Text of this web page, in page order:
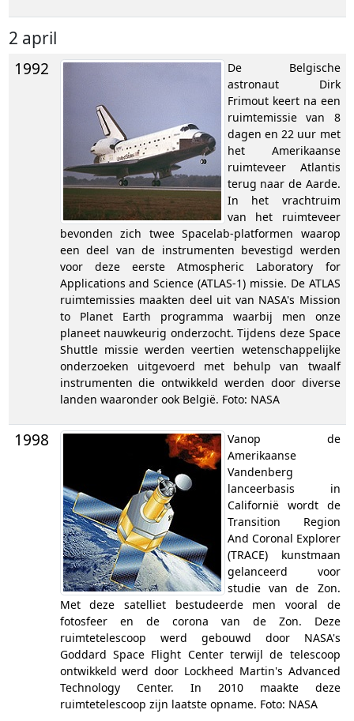
2 april
1992
De Belgische
astronaut Dirk
Frimout keert na een
ruimtemissie van 8
dagen en 22 uur met
het Amerikaanse
ruimteveer Atlantis
terug naar de Aarde.
In het vrachtruim
van het ruimteveer
bevonden zich twee Spacelab-platformen waarop
een deel van de instrumenten bevestigd werden
voor deze eerste Atmospheric Laboratory for
Applications and Science (ATLAS-1) missie. De ATLAS
ruimtemissies maakten deel uit van NASA's Mission
to Planet Earth programma waarbij men onze
planeet nauwkeurig onderzocht. Tijdens deze Space
Shuttle missie werden veertien wetenschappelijke
onderzoeken uitgevoerd met behulp van twaalf
instrumenten die ontwikkeld werden door diverse
landen waaronder ook België. Foto: NASA
1998
Vanop de
Amerikaanse
Vandenberg
lanceerbasis in
Californië wordt de
Transition Region
And Coronal Explorer
(TRACE) kunstmaan
gelanceerd voor
studie van de Zon.
Met deze satelliet bestudeerde men vooral de
fotosfeer en de corona van de Zon. Deze
ruimtetelescoop werd gebouwd door NASA's
Goddard Space Flight Center terwijl de telescoop
ontwikkeld werd door Lockheed Martin's Advanced
Technology Center. In 2010 maakte deze
ruimtetelescoop zijn laatste opname. Foto: NASA